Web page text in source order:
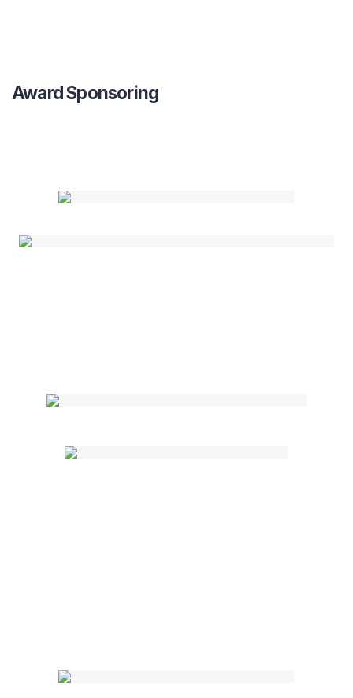
Award Sponsoring